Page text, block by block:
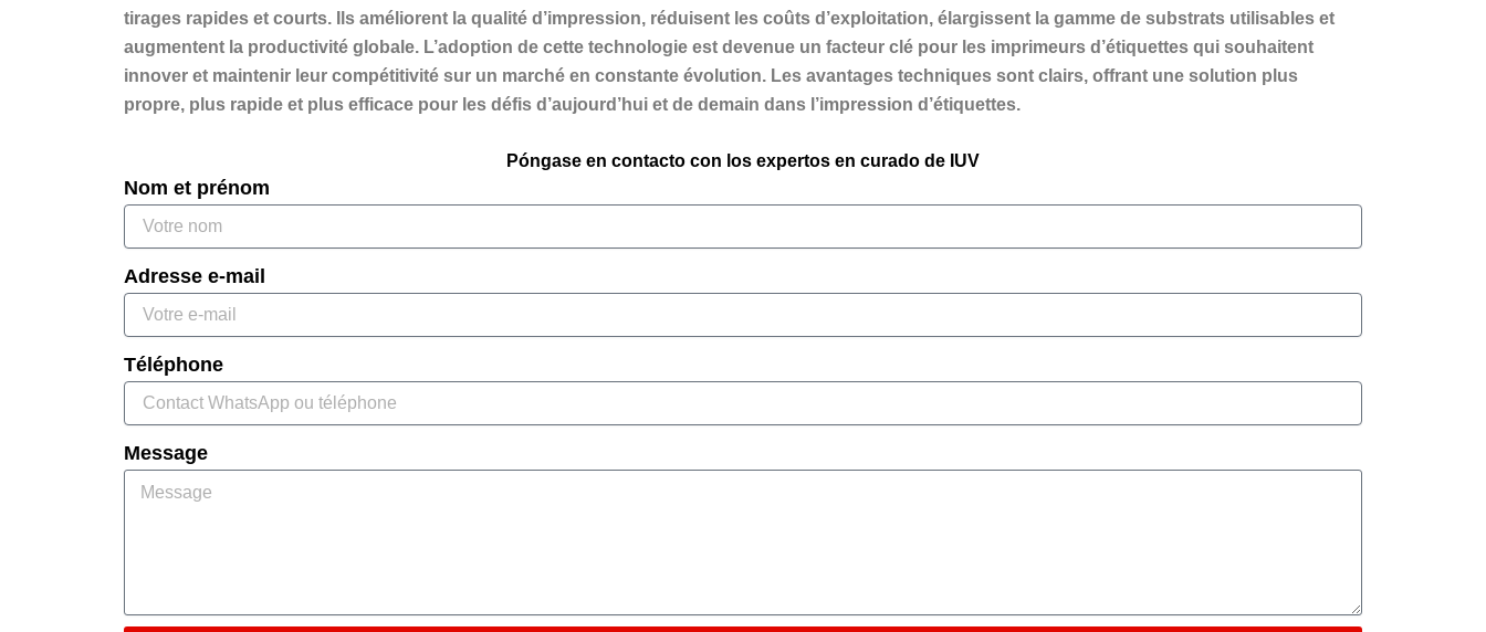
tirages rapides et courts. Ils améliorent la qualité d’impression, réduisent les coûts d’exploitation, élargissent la gamme de substrats utilisables et
augmentent la productivité globale. L’adoption de cette technologie est devenue un facteur clé pour les imprimeurs d’étiquettes qui souhaitent
innover et maintenir leur compétitivité sur un marché en constante évolution. Les avantages techniques sont clairs, offrant une solution plus
propre, plus rapide et plus efficace pour les défis d’aujourd’hui et de demain dans l’impression d’étiquettes.
Póngase en contacto con los expertos en curado de IUV
Nom et prénom
Adresse e-mail
Téléphone
Message